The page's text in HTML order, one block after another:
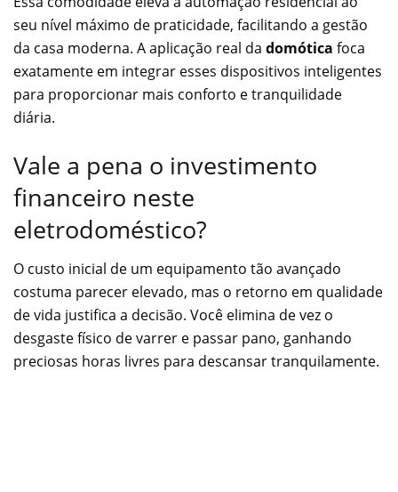
seu nível máximo de praticidade, facilitando a gestão
da casa moderna. A aplicação real da domótica foca
exatamente em integrar esses dispositivos inteligentes
para proporcionar mais conforto e tranquilidade
diária.
Vale a pena o investimento
financeiro neste
eletrodoméstico?
O custo inicial de um equipamento tão avançado
costuma parecer elevado, mas o retorno em qualidade
de vida justifica a decisão. Você elimina de vez o
desgaste físico de varrer e passar pano, ganhando
preciosas horas livres para descansar tranquilamente.